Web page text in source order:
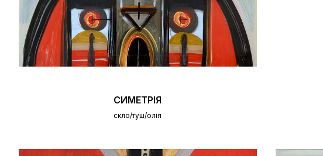
СИМЕТРІЯ
скло/туш/олія